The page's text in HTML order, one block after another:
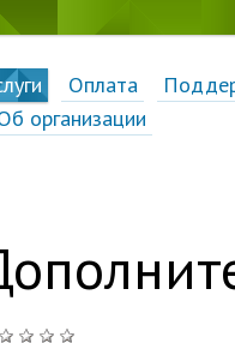
Оплата
организации